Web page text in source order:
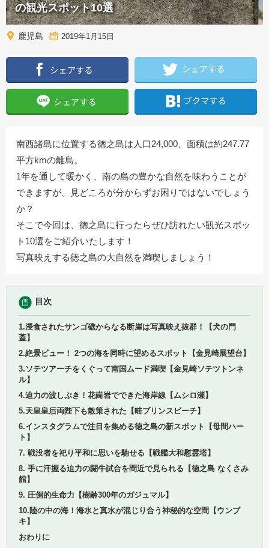
の観光スポット10選
鹿児島 2019年1月15日
南西諸島に位置する徳之島は人口24,000、面積は約247.77
平方kmの離島。
1年を通して暖かく、南の島の豊かな自然を味わうことが
できますが、見どころが分からずお困りではないでしょう
か？
そこで今回は、徳之島に行ったらぜひ訪れたい観光スポッ
ト10選をご紹介いたします！
写真映えする徳之島の大自然を満喫しましょう！
目次
1.浸食されたサンゴ礁からなる断崖は写真映え抜群！【犬の門
蓋】
2.絶景ビュー！ 2つの海を同時に望めるスポット【金見崎展望台】
3.ソテツアーチをくぐって南国ムード満喫【金見崎ソテツトンネ
ル】
4.迫力の波しぶき！花崗岩でできた海岸線【ムシロ瀬】
5.天皇皇后両陛下も散策された【畦プリンスビーチ】
6.インスタグラムで注目を集める徳之島の新スポット【母間ハー
ト】
7. 戦没者を祀り平和に思いを馳せる【戦艦大和慰霊塔】
8. 手に汗握る迫力の闘牛試合を間近で見られる【徳之島 なくさみ
館】
9. 圧倒的生命力【樹齢300年のガジュマル】
10.陸の中の海！海水と真水が混じり合う神秘的な空間【ウンブ
キ】
おわりに